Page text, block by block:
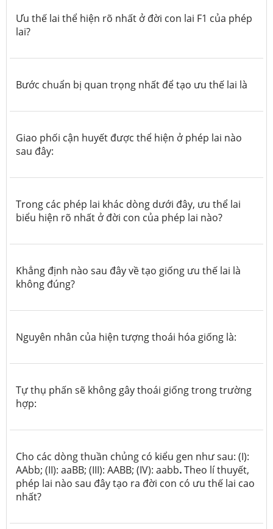
Ưu thế lai thể hiện rõ nhất ở đời con lai F1 của phép
lai?
Bước chuẩn bị quan trọng nhất để tạo ưu thế lai là
Giao phối cận huyết được thể hiện ở phép lai nào
sau đây:
Trong các phép lai khác dòng dưới đây, ưu thể lai
biểu hiện rõ nhất ở đời con của phép lai nào?
Khẳng định nào sau đây về tạo giống ưu thế lai là
không đúng?
Nguyên nhân của hiện tượng thoái hóa giống là:
Tự thụ phấn sẽ không gây thoái giống trong trường
hợp:
Cho các dòng thuần chủng có kiểu gen như sau: (I):
AAbb; (II): aaBB; (III): AABB; (IV): aabb.Theo lí thuyết,
phép lai nào sau đây tạo ra đời con có ưu thế lai cao
nhất?